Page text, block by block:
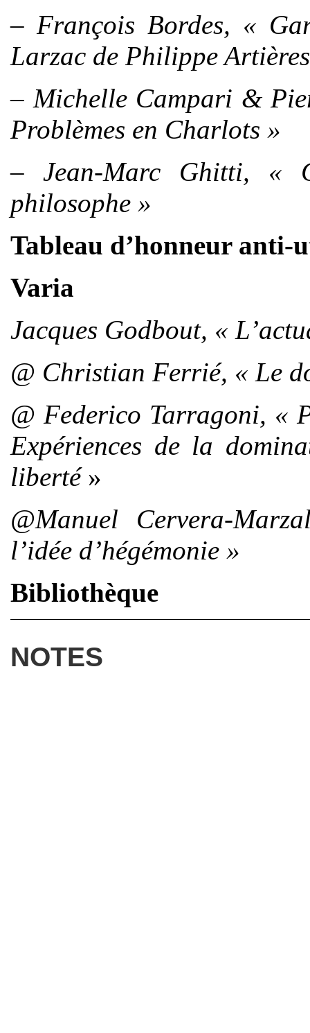
– François Bordes, «
Larzac de Philippe
– Michelle Campari &
Problèmes en Charlots »
– Jean-Marc Ghitti, «
philosophe »
Tableau d’honneur anti-
Varia
Jacques Godbout, «
@ Christian Ferrié, « Le
@ Federico Tarragoni, «
Expériences de la
liberté»
@Manuel Cervera-
l’idée d’hégémonie »
Bibliothèque
NOTES